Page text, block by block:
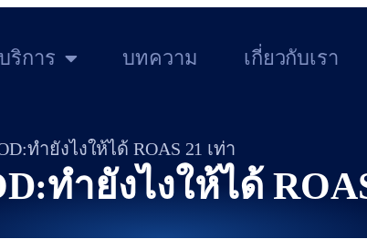
บริการ บทความ เกี่ยวกับเรา
ทำยังไงให้ได้ ROAS 21 เท่า
ทำยังไงให้ได้